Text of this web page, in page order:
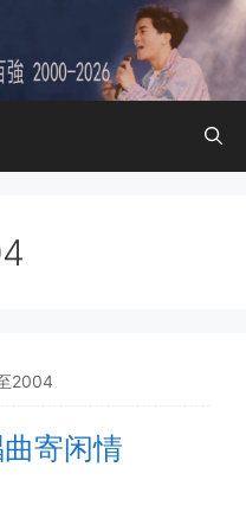
2004
寄闲情